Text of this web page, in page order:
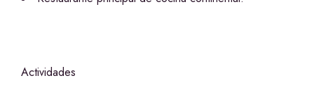
Actividades